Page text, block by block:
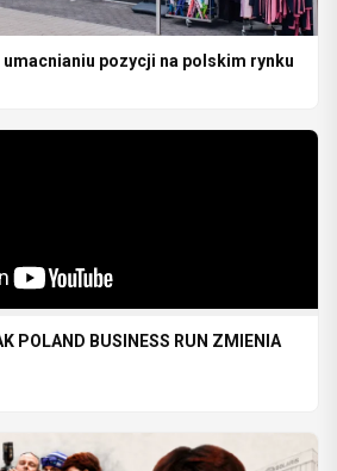
umacnianiu pozycji na polskim rynku
POLAND BUSINESS RUN ZMIENIA